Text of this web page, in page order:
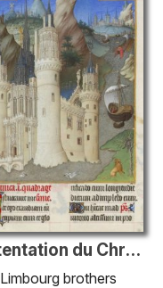
La tentation du Christ
Limbourg brothers